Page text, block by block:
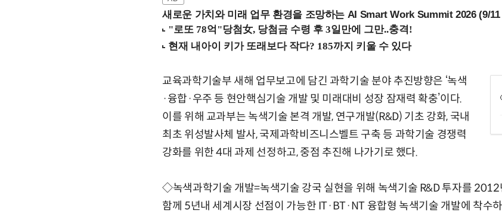
새로운 가치와 미래 업무 환경을 조망하는 AI Smart Work Summit 2026 (9/
교육과학기술부 새해 업무보고에 담긴 과학기술 분야 추진방향은 ‘녹색
·융합·우주 등 현안핵심기술 개발 및 미래대비 성장 잠재력 확충’이다.
이를 위해 교과부는 녹색기술 본격 개발, 연구개발(R&D) 기초 강화, 국내
최초 위성발사체 발사, 국제과학비즈니스벨트 구축 등 과학기술 경쟁력
강화를 위한 4대 과제 선정하고, 중점 추진해 나가기로 했다.
◇녹색과학기술 개발=녹색기술 강국 실현을 위해 녹색기술 R&D 투자를
함께 5년내 세계시장 선점이 가능한 IT·BT·NT 융합형 녹색기술 개발에 착수